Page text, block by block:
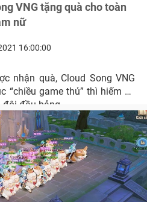
VNG tặng quà cho toàn
nữ
16:00:00
nhận quà, Cloud Song VNG
“chiều game thủ” thì hiếm có
đầu bảng.